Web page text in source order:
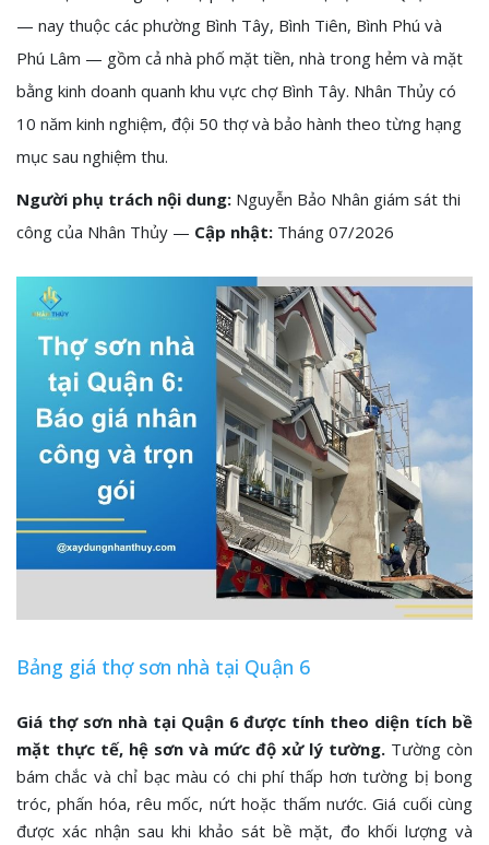
— nay thuộc các phường Bình Tây, Bình Tiên, Bình Phú và
Phú Lâm — gồm cả nhà phố mặt tiền, nhà trong hẻm và mặt
bằng kinh doanh quanh khu vực chợ Bình Tây. Nhân Thủy có
10 năm kinh nghiệm, đội 50 thợ và bảo hành theo từng hạng
mục sau nghiệm thu.
Người phụ trách nội dung: Nguyễn Bảo Nhân giám sát thi
công của Nhân Thủy — Cập nhật: Tháng 07/2026
Bảng giá thợ sơn nhà tại Quận 6
Giá thợ sơn nhà tại Quận 6 được tính theo diện tích bề
mặt thực tế, hệ sơn và mức độ xử lý tường. Tường còn
bám chắc và chỉ bạc màu có chi phí thấp hơn tường bị bong
tróc, phấn hóa, rêu mốc, nứt hoặc thấm nước. Giá cuối cùng
được xác nhận sau khi khảo sát bề mặt, đo khối lượng và